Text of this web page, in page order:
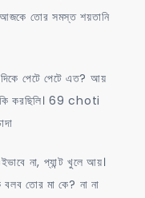
আজকে তোর সমস্ত শয়তানি
পেটে পেটে এত? আয়
কি করছিলি। 69 choti
না, প্যান্ট খুলে আয়।
বলব তোর মা কে? না না